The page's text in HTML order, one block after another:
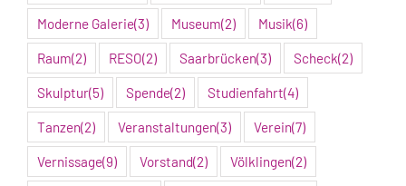
Moderne Galerie(3) Museum(2) Musik(6)
Raum(2) RESO(2) Saarbrücken(3) Scheck(2)
Skulptur(5) Spende(2) Studienfahrt(4)
Tanzen(2) Veranstaltungen(3) Verein(7)
Vernissage(9) Vorstand(2) Völklingen(2)